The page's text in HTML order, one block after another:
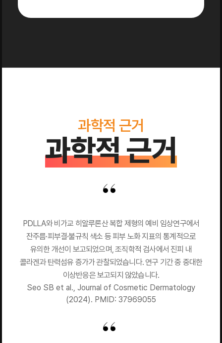
과학적 근거
과학적 근거
PDLLA와 비가교 히알루론산 복합 제형의 예비 임상연구에서
잔주름·피부결·불규칙 색소 등 피부 노화 지표의 통계적으로
유의한 개선이 보고되었으며, 조직학적 검사에서 진피 내
콜라겐과 탄력섬유 증가가 관찰되었습니다. 연구 기간 중 중대한
이상반응은 보고되지 않았습니다.
Seo SB et al., Journal of Cosmetic Dermatology
(2024). PMID: 37969055